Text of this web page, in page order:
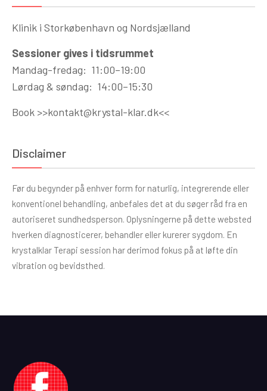
Klinik i Storkøbenhavn og Nordsjælland
Sessioner gives i tidsrummet
Mandag-fredag: 11:00–19:00
Lørdag & søndag: 14:00–15:30
Book >>kontakt@krystal-klar.dk<<
Disclaimer
Før du begynder på enhver form for naturlig, integrerende eller
konventionel behandling, anbefales det at du søger råd fra en
autoriseret sundhedsperson. Oplysningerne på dette websted
hverken diagnosticerer, behandler eller kurerer sygdom. En
krystalklar Terapi session har derimod fokus på at løfte din
vibration og bevidsthed.